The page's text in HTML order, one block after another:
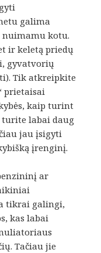
galima
kotu.
ir keletą priedų
gyvatvorių
Tik atkreipkite
prietaisai
kaip turint
turite labai daug
jau įsigyti
įrenginį.
ar
tikrai galingi,
kas labai
Tačiau jie